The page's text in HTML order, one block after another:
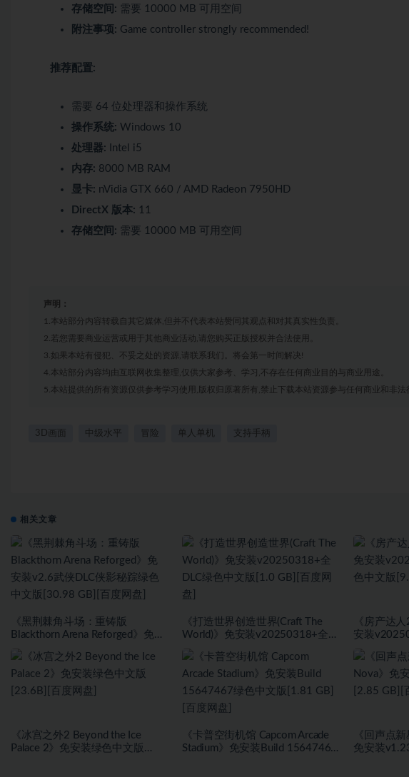
存储空间: 需要 10000 MB 可用空间
附注事项: Game controller strongly recommended!
推荐配置:
需要 64 位处理器和操作系统
操作系统: Windows 10
处理器: Intel i5
内存: 8000 MB RAM
显卡: nVidia GTX 660 / AMD Radeon 7950HD
DirectX 版本: 11
存储空间: 需要 10000 MB 可用空间
声明：
1.本站部分内容转载自其它媒体,但并不代表本站赞同其观点和对其真实性负责。
2.若您需要商业运营或用于其他商业活动,请您购买正版授权并合法使用。
3.如果本站有侵犯、不妥之处的资源,请联系我们。将会第一时间解决!
4.本站部分内容均由互联网收集整理,仅供大家参考、学习,不存在任何商业目的与商业用途。
5.本站提供的所有资源仅供参考学习使用,版权归原著所有,禁止下载本站资源参与任何商业和非
3D画面 中级水平 冒险 单人单机 支持手柄
相关文章
《黑荆棘角斗场：重铸版
Blackthorn Arena Reforged》免安
版[30.98 GB][百度网盘]
《打造世界创造世界(Craft The
World)》免安装v20250318+全
盘]
《房产达
安装
《冰宫之外2 Beyond the Ice
Palace 2》免安装绿色中文版
《卡普空街机馆 Capcom Arcade
Stadium》免安装Build 15647467
《回声点
免安装